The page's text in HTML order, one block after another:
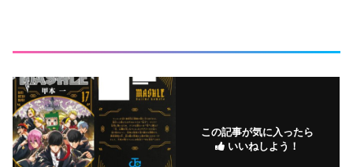
この記事が気に入ったら
いいねしよう！